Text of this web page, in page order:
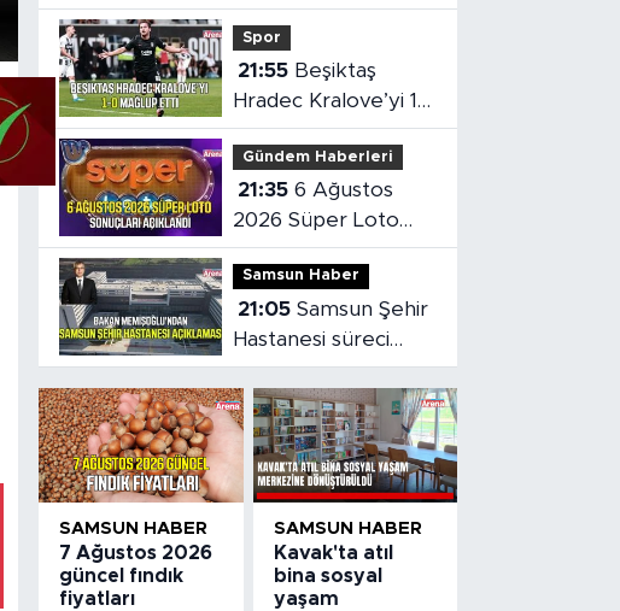
küçük çocuğun
ölümüne neden oldu
Spor
21:55
Hradec Kralove’yi 1-
0 mağlup etti
Gündem Haberleri
21:35 6 Ağustos
2026 Süper Loto
sonuçları açıklandı
Samsun Haber
21:05 Samsun Şehir
Hastanesi süreci
masaya yatırıldı
SAMSUN HABER
7 Ağustos 2026
güncel fındık
fiyatları
SAMSUN HABER
Kavak'ta atıl
bina sosyal
yaşam